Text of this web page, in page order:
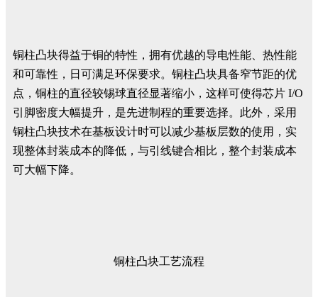
铜柱凸块得益于铜的特性，拥有优越的导电性能、热性能
和可靠性，日可满足环保要求。铜柱凸块具备窄节距的优
点，铜柱的直径较锡球直径显著缩小，这样可使得芯片 I/O
引脚密度大幅提升，是先进制程的重要选择。此外，采用
铜柱凸块技术在基板设计时可以减少基板层数的使用，实
现整体封装成本的降低，与引线键合相比，整个封装成本
可大幅下降。
铜柱凸块工艺流程